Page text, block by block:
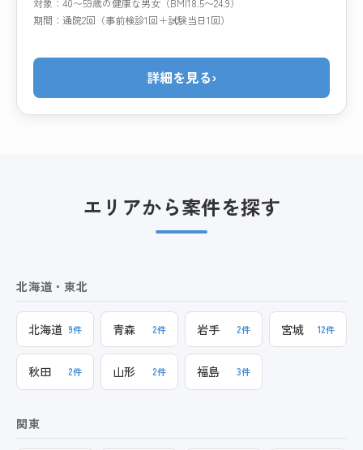
対象：40〜59歳の健康な男女（BMI18.5〜24.9）
期間：通院2回（事前検診1回＋試験当日1回）
詳細を見る›
エリアから案件を探す
北海道・東北
北海道 9件 青森 2件 岩手 2件 宮城 12件
秋田 2件 山形 2件 福島 3件
関東